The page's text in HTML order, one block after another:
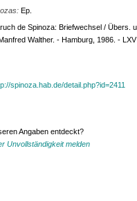
Ep.
de Spinoza: Briefwechsel / Übers.
Walther. - Hamburg, 1986. -
spinoza.hab.de/detail.php?id=2411
Angaben entdeckt?
Unvollständigkeit melden